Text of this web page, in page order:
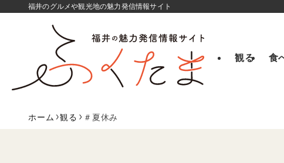
福井のグルメや観光地の魅力発信情報サイト
観る 食
ホーム 観る ＃夏休み